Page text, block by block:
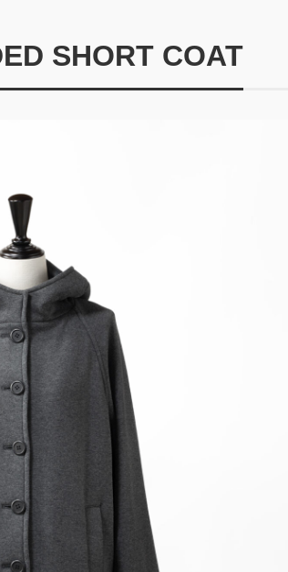
SHORT COAT